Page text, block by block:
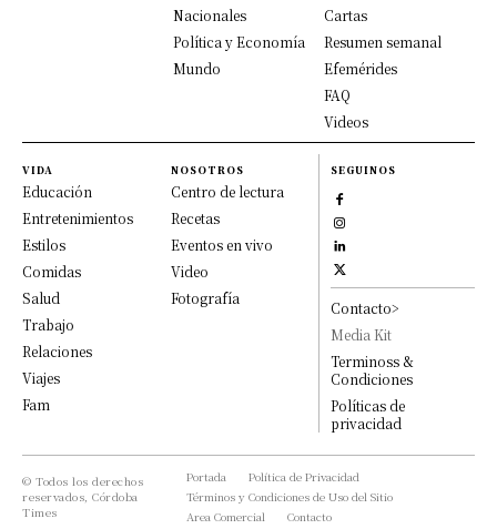
Nacionales
Política y Economía
Mundo
Cartas
Resumen semanal
Efemérides
FAQ
Videos
VIDA
Educación
Entretenimientos
Estilos
Comidas
Salud
Trabajo
Relaciones
Viajes
Fam
NOSOTROS
Centro de lectura
Recetas
Eventos en vivo
Video
Fotografía
SEGUINOS
Contacto>
Media Kit
Terminoss &
Condiciones
Políticas de
privacidad
© Todos los derechos
reservados, Córdoba
Times
Portada
Política de Privacidad
Términos y Condiciones de Uso del Sitio
Area Comercial
Contacto